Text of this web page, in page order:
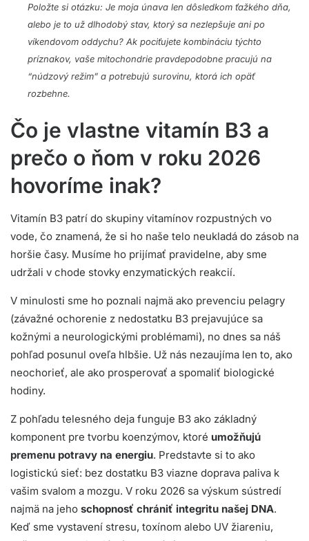
Položte si otázku: Je moja únava len dôsledkom ťažkého dňa,
alebo je to už dlhodobý stav, ktorý sa nezlepšuje ani po
víkendovom oddychu? Ak pociťujete kombináciu týchto
príznakov, vaše mitochondrie pravdepodobne pracujú na
“núdzový režim” a potrebujú surovinu, ktorá ich opäť
rozbehne.
Čo je vlastne vitamín B3 a
prečo o ňom v roku 2026
hovoríme inak?
Vitamín B3 patrí do skupiny vitamínov rozpustných vo
vode, čo znamená, že si ho naše telo neukladá do zásob na
horšie časy. Musíme ho prijímať pravidelne, aby sme
udržali v chode stovky enzymatických reakcií.
V minulosti sme ho poznali najmä ako prevenciu pelagry
(závažné ochorenie z nedostatku B3 prejavujúce sa
kožnými a neurologickými problémami), no dnes sa náš
pohľad posunul oveľa hlbšie. Už nás nezaujíma len to, ako
neochorieť, ale ako prosperovať a spomaliť biologické
hodiny.
Z pohľadu telesného deja funguje B3 ako základný
komponent pre tvorbu koenzýmov, ktoré umožňujú
premenu potravy na energiu. Predstavte si to ako
logistickú sieť: bez dostatku B3 viazne doprava paliva k
vašim svalom a mozgu. V roku 2026 sa výskum sústredí
najmä na jeho schopnosť chrániť integritu našej DNA.
Keď sme vystavení stresu, toxínom alebo UV žiareniu,